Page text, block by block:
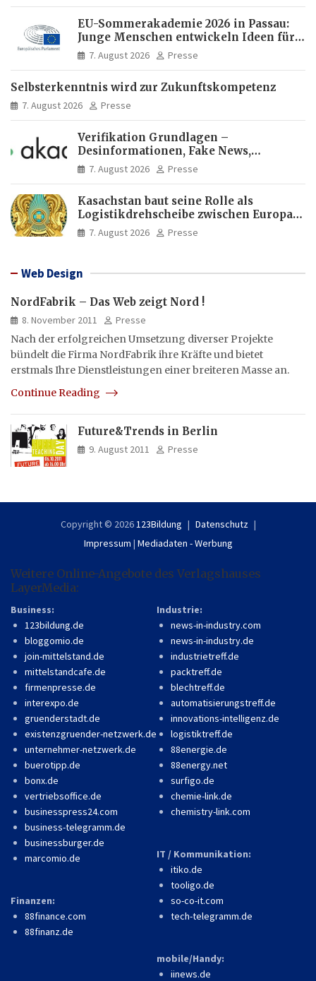
EU-Sommerakademie 2026 in Passau:
Junge Menschen entwickeln Ideen für
Europas Zukunft
7. August 2026 Presse
Selbsterkenntnis wird zur Zukunftskompetenz
7. August 2026 Presse
Verifikation Grundlagen –
Desinformationen, Fake News,
manipulierte Inhalte | dpa-Akademie
7. August 2026 Presse
Kasachstan baut seine Rolle als
Logistikdrehscheibe zwischen Europa
und Asien aus
7. August 2026 Presse
Web Design
NordFabrik – Das Web zeigt Nord !
8. November 2011
Presse
Nach der erfolgreichen Umsetzung diverser Projekte
bündelt die Firma NordFabrik ihre Kräfte und bietet
erstmals Ihre Dienstleistungen einer breiteren Masse an.
Continue Reading
Future&Trends in Berlin
9. August 2011 Presse
Copyright © 2026 123Bildung
Datenschutz
Impressum | Mediadaten - Werbung
Weitere Online-Angebote des Verlagshauses
LayerMedia:
Business:
123bildung.de
bloggomio.de
join-mittelstand.de
mittelstandcafe.de
firmenpresse.de
interexpo.de
gruenderstadt.de
existenzgruender-netzwerk.de
unternehmer-netzwerk.de
buerotipp.de
bonx.de
vertriebsoffice.de
businesspress24.com
business-telegramm.de
businessburger.de
marcomio.de
Finanzen:
88finance.com
88finanz.de
Industrie:
news-in-industry.com
news-in-industry.de
industrietreff.de
packtreff.de
blechtreff.de
automatisierungstreff.de
innovations-intelligenz.de
logistiktreff.de
88energie.de
88energy.net
surfigo.de
chemie-link.de
chemistry-link.com
IT / Kommunikation:
itiko.de
tooligo.de
so-co-it.com
tech-telegramm.de
mobile/Handy:
iinews.de